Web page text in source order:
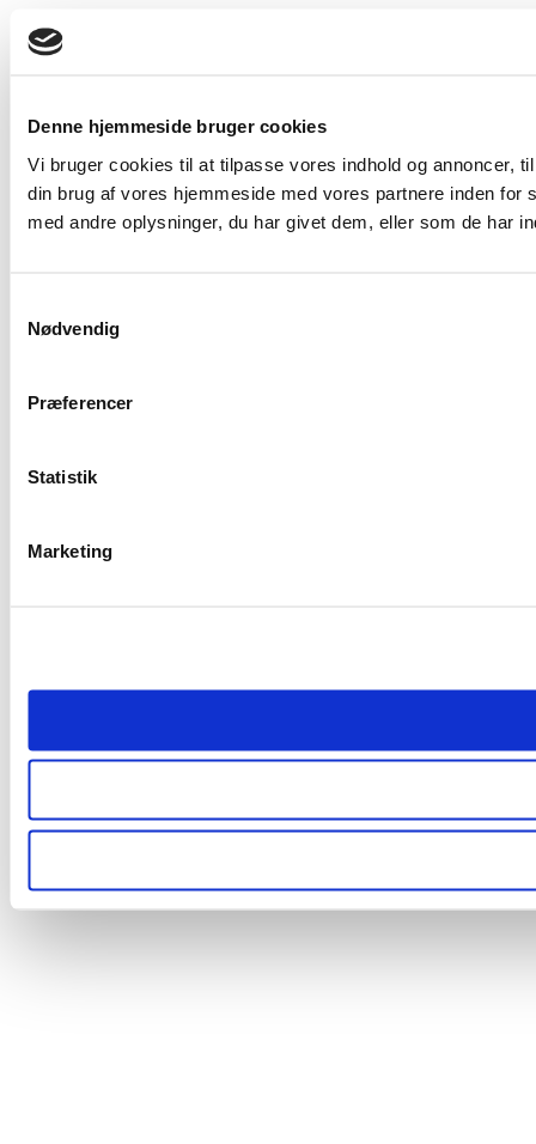
Denne hjemmeside bruger cookies
Vi bruger cookies til at tilpasse vores indhold og annoncer,
din brug af vores hjemmeside med vores partnere inden
med andre oplysninger, du har givet dem, eller som de har
Nødvendig
Præferencer
Statistik
Marketing